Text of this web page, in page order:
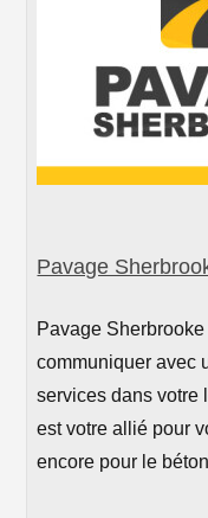
Pavage
Pavage
communiquer avec
services dans votre
est votre allié pour
encore pour le